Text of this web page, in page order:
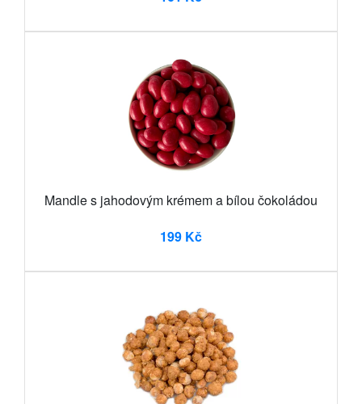
Mandle s jahodovým krémem a bílou čokoládou
199 Kč